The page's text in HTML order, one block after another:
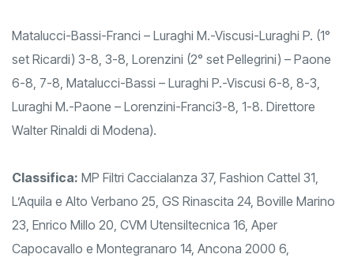
Matalucci-Bassi-Franci – Luraghi M.-Viscusi-Luraghi P. (1°
set Ricardi) 3-8, 3-8, Lorenzini (2° set Pellegrini) – Paone
6-8, 7-8, Matalucci-Bassi – Luraghi P.-Viscusi 6-8, 8-3,
Luraghi M.-Paone – Lorenzini-Franci3-8, 1-8. Direttore
Walter Rinaldi di Modena).
Classifica: MP Filtri Caccialanza 37, Fashion Cattel 31,
L’Aquila e Alto Verbano 25, GS Rinascita 24, Boville Marino
23, Enrico Millo 20, CVM Utensiltecnica 16, Aper
Capocavallo e Montegranaro 14, Ancona 2000 6,